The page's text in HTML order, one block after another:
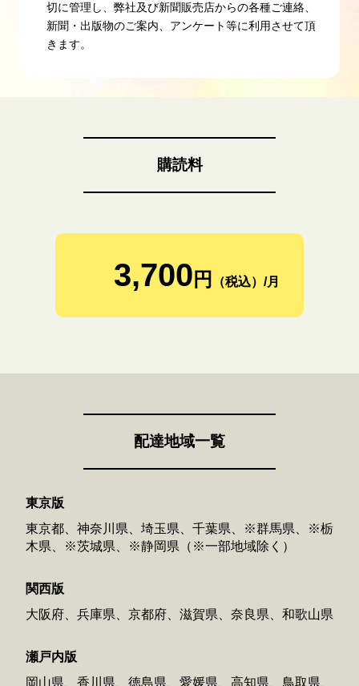
切に管理し、弊社及び新聞販売店からの各種ご連絡、
新聞・出版物のご案内、アンケート等に利用させて頂
きます。
購読料
3,700 円 （税込）/月
配達地域一覧
東京版
東京都、神奈川県、埼玉県、千葉県、※群馬県、※栃
木県、※茨城県、※静岡県（※一部地域除く）
関西版
大阪府、兵庫県、京都府、滋賀県、奈良県、和歌山県
瀬戸内版
岡山県、香川県、徳島県、愛媛県、高知県、鳥取県、